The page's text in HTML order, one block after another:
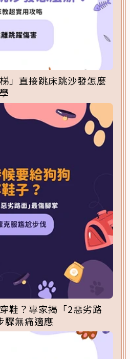
」直接跳床跳沙發怎麼
鞋？專家揭「2惡劣路
驟無痛適應